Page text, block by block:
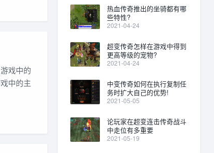
戏中的
中的主
热血传奇推出的坐骑都有哪
些特性?
2021-04-24
超变传奇怎样在游戏中得到
更高等级的宠物?
2021-04-24
中变传奇如何在执行复制任
务时扩大自己的优势!
2021-05-05
论玩家在超变连击传奇战斗
中走位有多重要
2021-05-19